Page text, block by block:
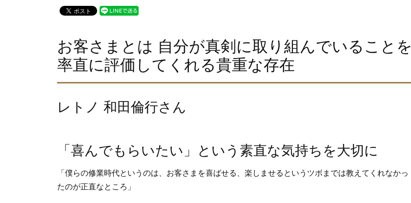
c
b
o
o
tt
e
お客さまとは 自分が真剣に取り組んでいることを
率直に評価してくれる貴重な存在
レトノ 和田倫行さん
「喜んでもらいたい」という素直な気持ちを大切に
「僕らの修業時代というのは、お客さまを喜ばせる、楽しませるというツボまでは教えてくれなかっ
たのが正直なところ」